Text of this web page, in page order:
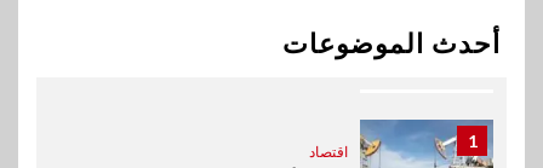
أحدث الموضوعاتبيان توضيحي صادر عن شركة
ناتجاس
1
اقتصاد